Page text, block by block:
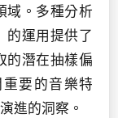
域。多種分析
的運用提供了
的潛在抽樣偏
要的音樂特
進的洞察。